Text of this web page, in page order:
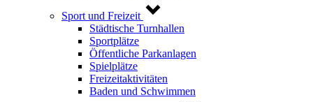
Sport und Freizeit
Städtische Turnhallen
Sportplätze
Öffentliche Parkanlagen
Spielplätze
Freizeitaktivitäten
Baden und Schwimmen